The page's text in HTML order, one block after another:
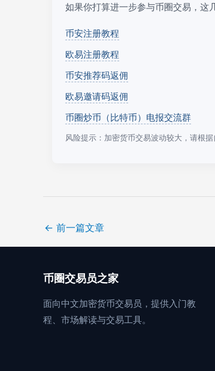
如果你打算进一步参与币圈交易，这
币安注册教程
欧易注册教程
币安推荐码返佣
欧易邀请码返佣
币圈炒币（比特币）电报交流群
风险提示：加密货币交易波动较大，请根据
← 前一篇文章
币圈交易员之家
面向中文加密货币交易员，提供入门教
程、市场解读与交易工具。